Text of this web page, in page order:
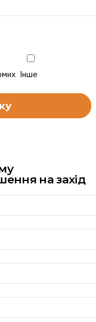
Інше
на захід